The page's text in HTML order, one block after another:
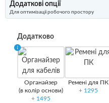
Додаткові опції
Для оптимізації робочого простору
Додатково
Органайзер
(в колір основи)
+ 1495
Ремені для ПК
+ 1295